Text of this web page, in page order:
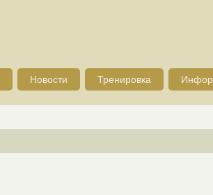
Новости Тренировка